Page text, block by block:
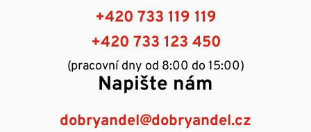
+420 733 119 119
+420 733 123 450
(pracovní dny od 8:00 do 15:00)
Napište nám
dobryandel@dobryandel.cz